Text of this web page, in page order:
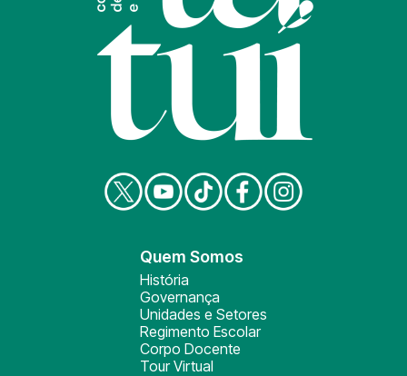
Quem Somos
História
Governança
Unidades e Setores
Regimento Escolar
Corpo Docente
Tour Virtual